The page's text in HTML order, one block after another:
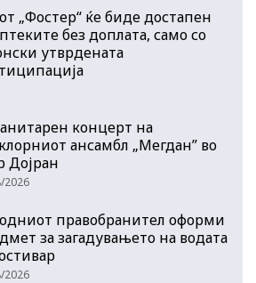
„Фостер“ ќе биде достапен
без доплата, само со
утврдената
концерт на
ансамбл „Мегдан” во
Дојран
2026
правобранител оформи
за загадувањето на водата
2026